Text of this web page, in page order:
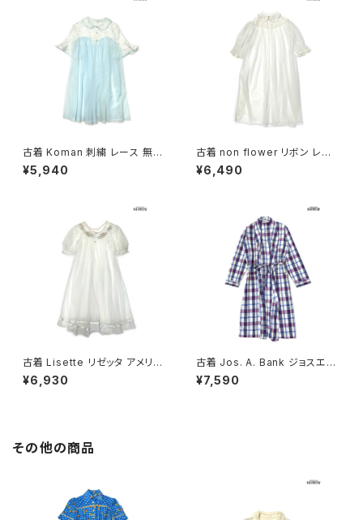
古着 Koman 刺繍 レース 無地
半袖 アウター 羽織り 水色 白 (t
tu2604034)
¥5,940
古着 non flower リボン レー
ス 無地 半袖 アウター 羽織り
白 ベージュ (ttu2606129)
¥6,490
古着 Lisette リゼッタ アメリカ
製 刺繍 レース 花柄 半袖 アウ
ター 羽織り 白 ベージュ 生成り
¥6,930
古着 Jos. A. Bank ジョスエー
バンク ベルト付き チェック柄 コ
ットン100％ 長袖 アウター 羽織
¥7,590
その他の商品